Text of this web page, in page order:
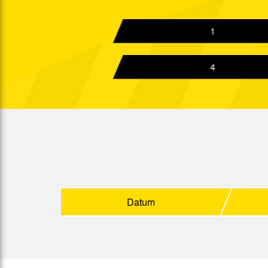
Fr. 09.09.2005
So. 18.09.2005
15:00 Uhr
17:30 Uhr
Fr. 21.10.2005
Di. 25.10.2005
1
4
Datum